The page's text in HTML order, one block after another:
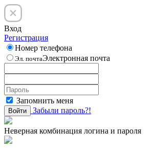
Вход
Регистрация
Номер телефона
Эл. почтаЭлектронная почта
Запомнить меня
Войти Забыли пароль?!
Неверная комбинация логина и пароля